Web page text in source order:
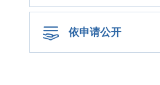
依申请公开